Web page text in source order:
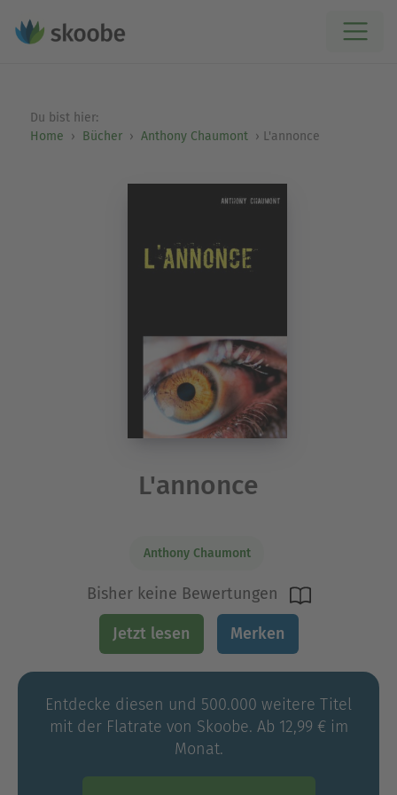
Du bist hier:
Home
Bücher Anthony Chaumont L'annonce
L'annonce
Anthony Chaumont
Bisher keine Bewertungen
Jetzt lesen Merken
Entdecke diesen und 500.000 weitere Titel
mit der Flatrate von Skoobe. Ab 12,99 € im
Monat.